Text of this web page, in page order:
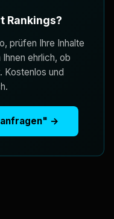
Rankings?
prüfen Ihre Inhalte
ehrlich, ob
Kostenlos und
→